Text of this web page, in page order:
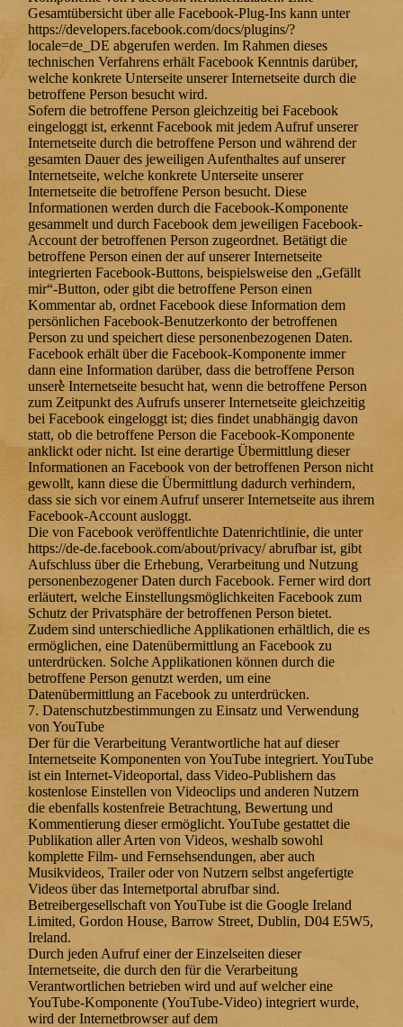
Gesamtübersicht über alle Facebook-Plug-Ins kann unter
https://developers.facebook.com/docs/plugins/?
locale=de_DE abgerufen werden. Im Rahmen dieses
technischen Verfahrens erhält Facebook Kenntnis darüber,
welche konkrete Unterseite unserer Internetseite durch die
betroffene Person besucht wird.
Sofern die betroffene Person gleichzeitig bei Facebook
eingeloggt ist, erkennt Facebook mit jedem Aufruf unserer
Internetseite durch die betroffene Person und während der
gesamten Dauer des jeweiligen Aufenthaltes auf unserer
Internetseite, welche konkrete Unterseite unserer
Internetseite die betroffene Person besucht. Diese
Informationen werden durch die Facebook-Komponente
gesammelt und durch Facebook dem jeweiligen Facebook-
Account der betroffenen Person zugeordnet. Betätigt die
betroffene Person einen der auf unserer Internetseite
integrierten Facebook-Buttons, beispielsweise den „Gefällt
mir“-Button, oder gibt die betroffene Person einen
Kommentar ab, ordnet Facebook diese Information dem
persönlichen Facebook-Benutzerkonto der betroffenen
Person zu und speichert diese personenbezogenen Daten.
Facebook erhält über die Facebook-Komponente immer
dann eine Information darüber, dass die betroffene Person
unsere Internetseite besucht hat, wenn die betroffene Person
zum Zeitpunkt des Aufrufs unserer Internetseite gleichzeitig
bei Facebook eingeloggt ist; dies findet unabhängig davon
statt, ob die betroffene Person die Facebook-Komponente
anklickt oder nicht. Ist eine derartige Übermittlung dieser
Informationen an Facebook von der betroffenen Person nicht
gewollt, kann diese die Übermittlung dadurch verhindern,
dass sie sich vor einem Aufruf unserer Internetseite aus ihrem
Facebook-Account ausloggt.
Die von Facebook veröffentlichte Datenrichtlinie, die unter
https://de-de.facebook.com/about/privacy/ abrufbar ist, gibt
Aufschluss über die Erhebung, Verarbeitung und Nutzung
personenbezogener Daten durch Facebook. Ferner wird dort
erläutert, welche Einstellungsmöglichkeiten Facebook zum
Schutz der Privatsphäre der betroffenen Person bietet.
Zudem sind unterschiedliche Applikationen erhältlich, die es
ermöglichen, eine Datenübermittlung an Facebook zu
unterdrücken. Solche Applikationen können durch die
betroffene Person genutzt werden, um eine
Datenübermittlung an Facebook zu unterdrücken.
7. Datenschutzbestimmungen zu Einsatz und Verwendung
von YouTube
Der für die Verarbeitung Verantwortliche hat auf dieser
Internetseite Komponenten von YouTube integriert. YouTube
ist ein Internet-Videoportal, dass Video-Publishern das
kostenlose Einstellen von Videoclips und anderen Nutzern
die ebenfalls kostenfreie Betrachtung, Bewertung und
Kommentierung dieser ermöglicht. YouTube gestattet die
Publikation aller Arten von Videos, weshalb sowohl
komplette Film- und Fernsehsendungen, aber auch
Musikvideos, Trailer oder von Nutzern selbst angefertigte
Videos über das Internetportal abrufbar sind.
Betreibergesellschaft von YouTube ist die Google Ireland
Limited, Gordon House, Barrow Street, Dublin, D04 E5W5,
Ireland.
Durch jeden Aufruf einer der Einzelseiten dieser
Internetseite, die durch den für die Verarbeitung
Verantwortlichen betrieben wird und auf welcher eine
YouTube-Komponente (YouTube-Video) integriert wurde,
wird der Internetbrowser auf dem